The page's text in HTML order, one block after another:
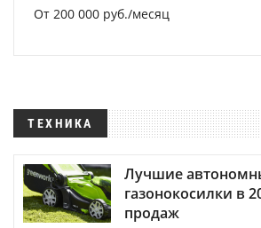
От 200 000 руб./месяц
ТЕХНИКА
Лучшие
газонокосилки в
продаж